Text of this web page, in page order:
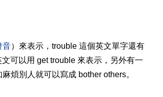
音）來表示，trouble 這個英文單字還有
可以用 get trouble 來表示，另外有一
煩別人就可以寫成 bother others。